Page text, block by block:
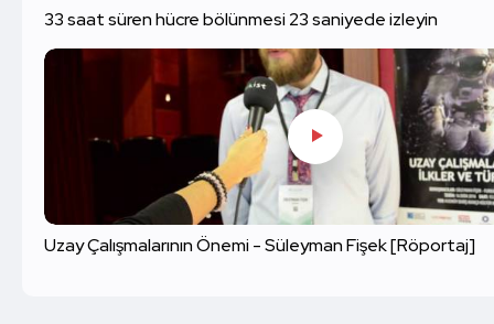
33 saat süren hücre bölünmesi 23 saniyede izleyin
Uzay Çalışmalarının Önemi - Süleyman Fişek [Röportaj]